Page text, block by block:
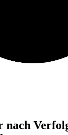
nach